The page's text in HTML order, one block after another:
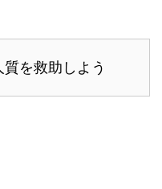
を救助しよう